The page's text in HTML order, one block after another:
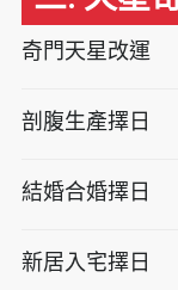
奇門天星改運
剖腹生產擇日
結婚合婚擇日
新居入宅擇日